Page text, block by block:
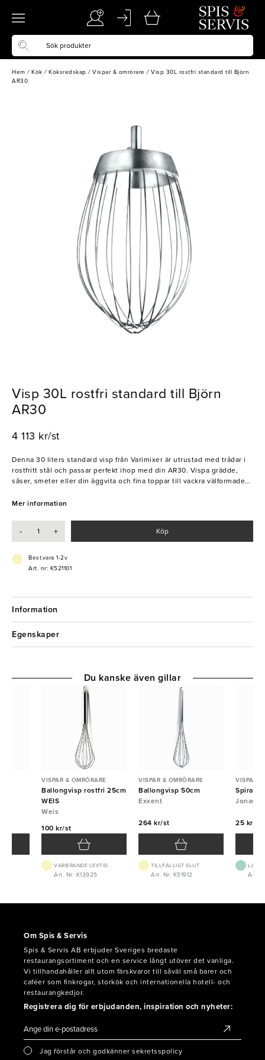
Hem / Kök / Köksredskap / Vispar & omrörare / Visp 30L rostfri standard till Björn
AR30
Visp 30L rostfri standard till Björn
AR30
4 113 kr/st
Denna 30 liters standard visp från Varimixer är utrustad med trådar i
rostfritt stål och passar perfekt ihop med din AR30. Vispa grädde,
såser, smeter eller din äggvita och fina toppar till vackra välformade
din bakning.
- Tål diskmaskin
Mer information
- + Köp
Best.vara 1-2v
Art. nr: K521101
Information
Egenskaper
VISPAR & OMRÖRARE
Ballongvisp rostfri 25cm
WEIS
Weis
100 kr/st
VARIERANDE LEVTID
Art. Nr: K13925
VISPAR & OMRÖRARE
Ballongvisp 50cm
Exxent
264 kr/st
TILLFÄLLIGT SLUT
Art. Nr: K51912
VISPAR &
Jonas
25 kr/st
Art.
Du kanske även gillar
Om Spis & Servis
Spis & Servis AB erbjuder Sveriges bredaste
restaurangsortiment och en service långt utöver det vanliga.
Vi tillhandahåller allt utom färskvaror till såväl små barer och
caféer som finkrogar, storkök och internationella hotell- och
restaurangkedjor.
Registrera dig för erbjudanden, inspiration och nyheter:
Jag förstår och godkänner sekretsspolicy